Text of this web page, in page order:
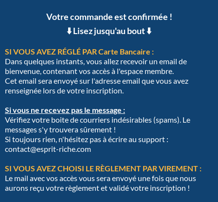
Votre commande est confirmée !
⬇️ Lisez jusqu'au bout ⬇️
SI VOUS AVEZ RÉGLÉ PAR Carte Bancaire :
Dans quelques instants, vous allez recevoir un email de
bienvenue, contenant vos accès à l'espace membre.
Cet email sera envoyé sur l'adresse email que vous avez
renseignée lors de votre inscription.
Si vous ne recevez pas le message :
Vérifiez votre boite de courriers indésirables (spams). Le
messages s'y trouvera sûrement !
Si toujours rien, n'hésitez pas à écrire au support :
contact@esprit-riche.com
SI VOUS AVEZ CHOISI LE RÈGLEMENT PAR VIREMENT :
Le mail avec vos accès vous sera envoyé une fois que nous
aurons reçu votre règlement et validé votre inscription !